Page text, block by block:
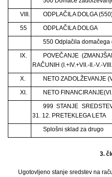
VIII.
ODPLAČILA DOLGA
55
ODPLAČILA DOLGA
550 Odplačila domačega
IX.
POVEČANJE
RAČUNIH (I.+IV.+VII.-II.-V.-
X.
NETO ZADOLŽEVANJE
XI.
NETO
999 STANJE
31. 12. PRETEKLEGA LETA
Splošni sklad za drugo
3.
Ugotovljeno stanje sredstev na